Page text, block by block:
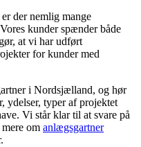
der nemlig mange
kunder spænder både
at vi har udført
for kunder med
i Nordsjælland, og hør
ydelser, typer af projektet
Vi står klar til at svare på
om anlægsgartner